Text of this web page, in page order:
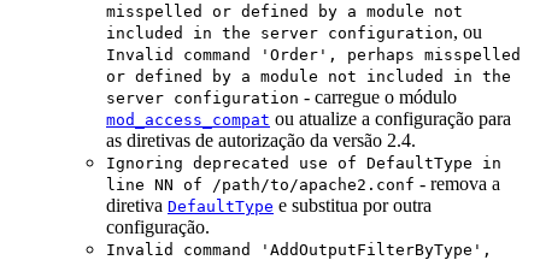
misspelled or defined by a module not
included in the server configuration, ou
Invalid command 'Order', perhaps misspelled
or defined by a module not included in the
server configuration - carregue o módulo
mod_access_compat ou atualize a configuração para
as diretivas de autorização da versão 2.4.
Ignoring deprecated use of DefaultType in
line NN of /path/to/apache2.conf - remova a
diretiva DefaultType e substitua por outra
configuração.
Invalid command 'AddOutputFilterByType',